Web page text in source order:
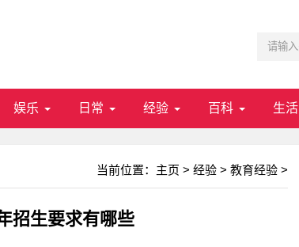
娱乐 日常 经验 百科 生活
当前位置： 主页 > 经验 > 教育经验 >
招生要求有哪些